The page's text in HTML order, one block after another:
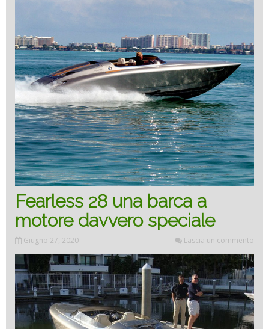
motor
boat”
Fearless 28 una barca a
motore davvero speciale
Giugno 27, 2020 Lascia un commento